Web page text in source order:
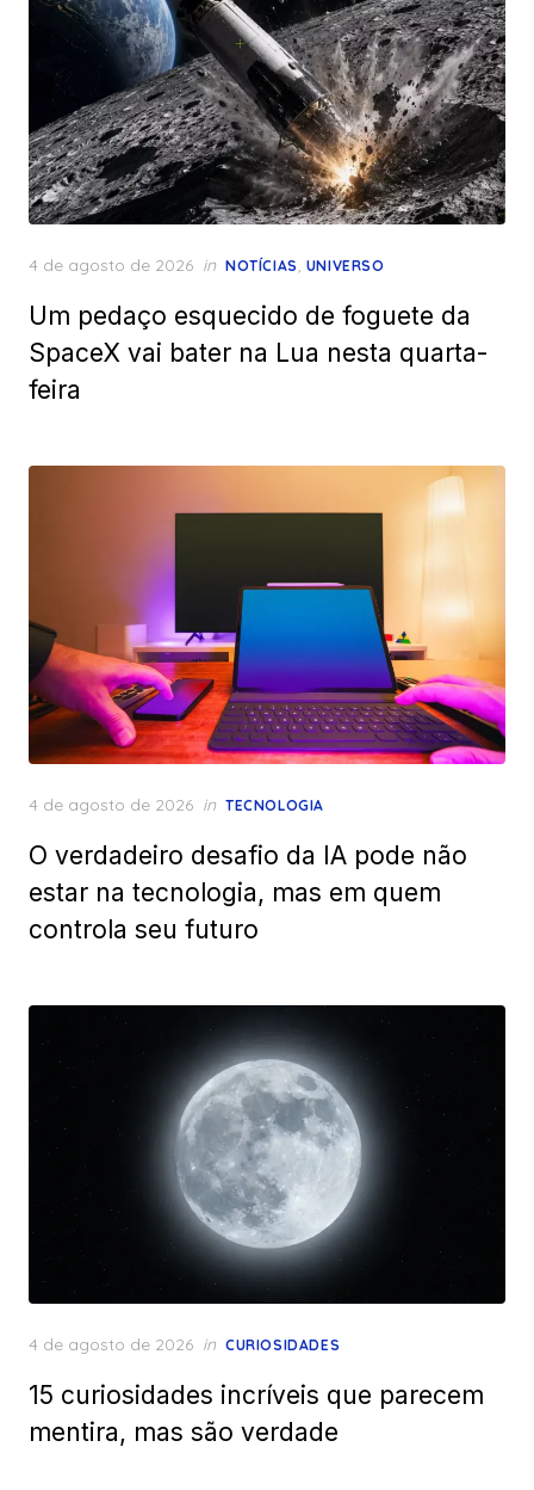
Posted
4 de agosto de 2026 in NOTÍCIAS, UNIVERSO
Um pedaço esquecido de foguete da
SpaceX vai bater na Lua nesta quarta-
feira
Posted
4 de agosto de 2026 in TECNOLOGIA
O verdadeiro desafio da IA pode não
estar na tecnologia, mas em quem
controla seu futuro
Posted
4 de agosto de 2026 in CURIOSIDADES
15 curiosidades incríveis que parecem
mentira, mas são verdade